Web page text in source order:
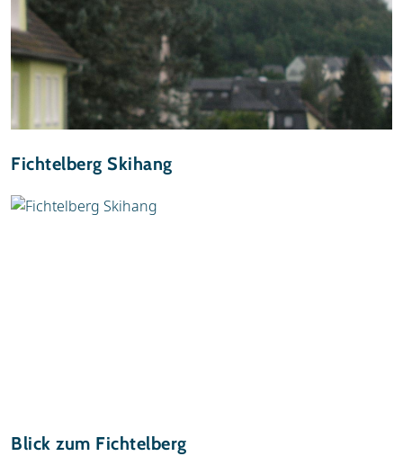
Fichtelberg Skihang
Blick zum Fichtelberg